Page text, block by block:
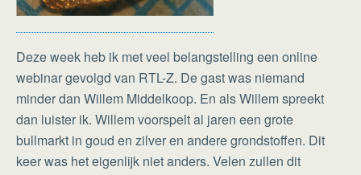
Deze week heb ik met veel belangstelling een online
webinar gevolgd van RTL-Z. De gast was niemand
minder dan Willem Middelkoop. En als Willem spreekt
dan luister ik. Willem voorspelt al jaren een grote
bullmarkt in goud en zilver en andere grondstoffen. Dit
keer was het eigenlijk niet anders. Velen zullen dit